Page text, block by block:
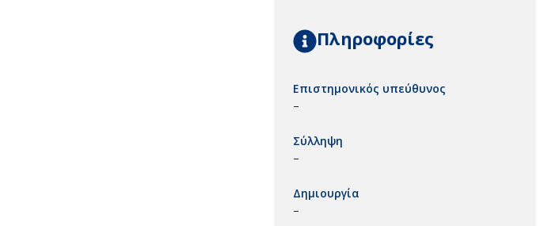
Πληροφορίες
Επιστημονικός υπεύθυνος
–
Σύλληψη
–
Δημιουργία
–